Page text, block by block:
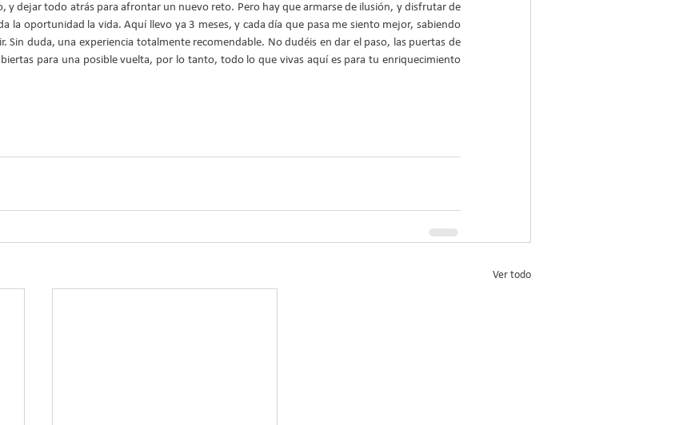
y dejar todo atrás para afrontar un nuevo reto. Pero hay que armarse de ilusión, y disfrutar de
la oportunidad la vida. Aquí llevo ya 3 meses, y cada día que pasa me siento mejor, sabiendo
Sin duda, una experiencia totalmente recomendable. No dudéis en dar el paso, las puertas de
para una posible vuelta, por lo tanto, todo lo que vivas aquí es para tu enriquecimiento
Ver todo